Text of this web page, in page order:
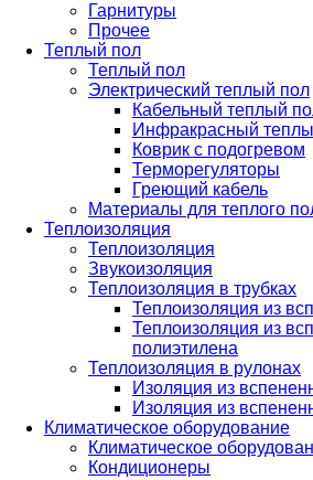
Гарнитуры
Прочее
Теплый пол
Теплый пол
Электрический теплый пол
Кабельный теплый
Инфракрасный
Коврик с подогревом
Терморегуляторы
Греющий кабель
Материалы для теплого
Теплоизоляция
Теплоизоляция
Звукоизоляция
Теплоизоляция в трубках
Теплоизоляция из
Теплоизоляция из
полиэтилена
Теплоизоляция в рулонах
Изоляция из
Изоляция из
Климатическое оборудование
Климатическое
Кондиционеры